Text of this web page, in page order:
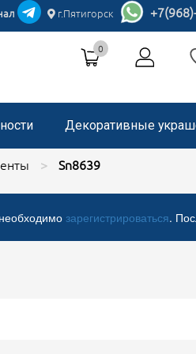
г.Пятигорск
0
Декоративные
Sn8639
зарегистрироваться.